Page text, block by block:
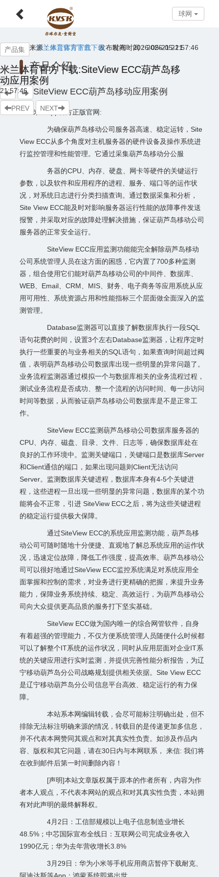
球网
米兰体育官方下载:SiteView ECC葫芦岛移
动应用案例
来源：米兰体育官方下载发布时间：2026-05-21 21:57:46
球网
产品集
米兰体育官方下载:SiteView ECC葫芦岛移
动应用案例
来源：米兰体育官方下载发布时间：2026-05-21
21:57:46
PREV NEXT
产品介绍
SiteView ECC葫芦岛移动应用案例
米兰app官方正版官网:
为确保葫芦岛移动公司服务器高速、稳定运转，Site
View ECC从多个角度对主机服务器的硬件设备及操作系统进
行监控管理和性能管理。它通过采集葫芦岛移动分公服
务器的CPU、内存、硬盘、网卡等硬件的关键运行
参数，以及软件和应用程序的进程、服务、端口等的运作状
况，对系统日志进行分类扫描查询。通过数据采集和分析，
Site View ECC能及时对影响服务器运行性能的故障事件发送
报警，并采取对应的故障处理解决措施，保证葫芦岛移动公司
服务器的正常安全运行。
SiteView ECC应用监测功能能完全解除葫芦岛移动
公司系统管理人员在这方面的困惑，它内置了700多种监测
器，组合使用它们能对葫芦岛移动公司的中间件、数据库、
WEB、Email、CRM、MIS、财务、电子商务等应用系统从应
用可用性、系统资源占用和性能指标三个层面做全面深入的监
测管理。
Database监测器可以直接了解数据库执行一段SQL
语句花费的时间，设置3个左右Database监测器，让程序定时
执行一些重要的与业务相关的SQL语句，如果查询时间超过阀
值，表明葫芦岛移动公司数据库出现一些明显的异常问题了。
业务流程监测器通过模拟一个与数据库相关的业务流程过程，
测试业务流程是否成功、整一个流程的访问时间、每一步访问
时间等数据，从而验证葫芦岛移动公司数据库是不是正常工
作。
SiteView ECC监测葫芦岛移动公司数据库服务器的
CPU、内存、磁盘、目录、文件、日志等，确保数据库处在
良好的工作环境中。监测关键端口，关键端口是数据库Server
和Client通信的端口，如果出现问题则Client无法访问
Server。监测数据库关键进程，数据库本身有4-5个关键进
程，这些进程一旦出现一些明显的异常问题，数据库的某个功
能将会不正常，引进 SiteView ECC之后，将为这些关键进程
的稳定运行提供极大保障。
通过SiteView ECC的系统应用监测功能，葫芦岛移
动公司可随时随地十分便捷、直观地了解总系统应用的运作状
况，迅速定位故障，降低工作强度，提高效率。葫芦岛移动公
司可以很好地通过SiteView ECC监控系统满足对系统应用全
面掌握和控制的需求，对业务进行更精确的把握，来提升业务
能力，保障业务系统持续、稳定、高效运行，为葫芦岛移动公
司向大众提供更高品质的服务打下坚实基础。
SiteView ECC做为国内唯一的综合网管软件，自身
有着超强的管理能力，不仅方便系统管理人员随便什么时候都
可以了解整个IT系统的运作状况，同时从应用层面对企业IT系
统的关键应用进行实时监测，并提供完善性能分析报告，为辽
宁移动葫芦岛分公司战略规划提供相关依据。Site View ECC
是辽宁移动葫芦岛分公司信息平台高效、稳定运行的有力保
障。
本站系本网编辑转载，会尽可能标注明确出处，但不
排除无法标注明确来源的情况，转载目的是传递更加多信息，
并不代表本网赞同其观点和对其真实性负责。如涉及作品内
容、版权和其它问题，请在30日内与本网联系， 来信: 我们将
在收到邮件后第一时间删除内容！
[声明]本站文章版权属于原本的作者所有，内容为作
者本人观点，不代表本网站的观点和对其真实性负责，本站拥
有对此声明的最终解释权。
4月2日：工信部规模以上电子信息制造业增长
48.5%；中芯国际宣布全线日：互联网公司完成业务收入
1990亿元；华为去年营收增长3.8%
3月29日：华为小米等手机应用商店暂停下载耐克、